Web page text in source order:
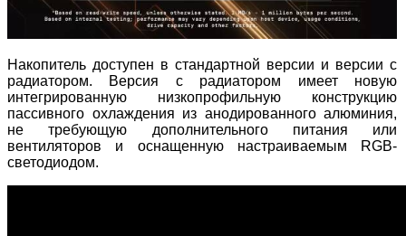
Накопитель доступен в стандартной версии и версии с
радиатором. Версия с радиатором имеет новую
интегрированную низкопрофильную конструкцию
пассивного охлаждения из анодированного алюминия,
не требующую дополнительного питания или
вентиляторов и оснащенную настраиваемым RGB-
светодиодом.